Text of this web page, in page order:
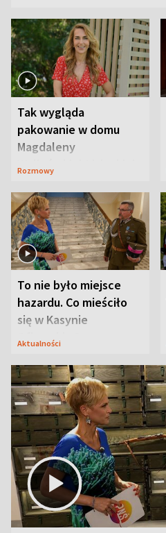
Tak wygląda
pakowanie w domu
Magdaleny
Waligórskiej-Lisieckiej.
Rozmowy
To nie było miejsce
hazardu. Co mieściło
się w Kasynie
Oficerskim?
Aktualności